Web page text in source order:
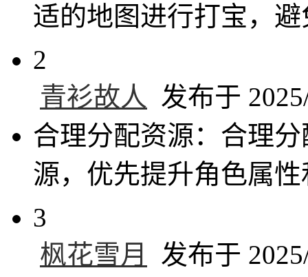
适的地图进行打宝，
2
青衫故人
发布于
合理分配资源：合理
源，优先提升角色属
3
枫花雪月
发布于